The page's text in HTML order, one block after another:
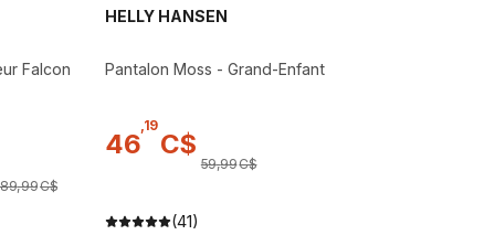
Falcon
,99C$
HELLY HANSEN
Pantalon Moss - Grand-Enfant
46
19
C$
59,99C$
(41)